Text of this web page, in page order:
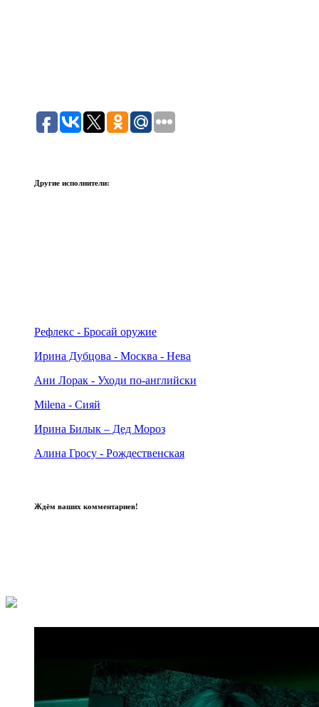
Другие исполнители:
Рефлекс - Бросай оружие
Ирина Дубцова - Москва - Нева
Ани Лорак - Уходи по-английски
Milena - Сияй
Ирина Билык – Дед Мороз
Алина Гросу - Рождественская
Ждём ваших комментариев!